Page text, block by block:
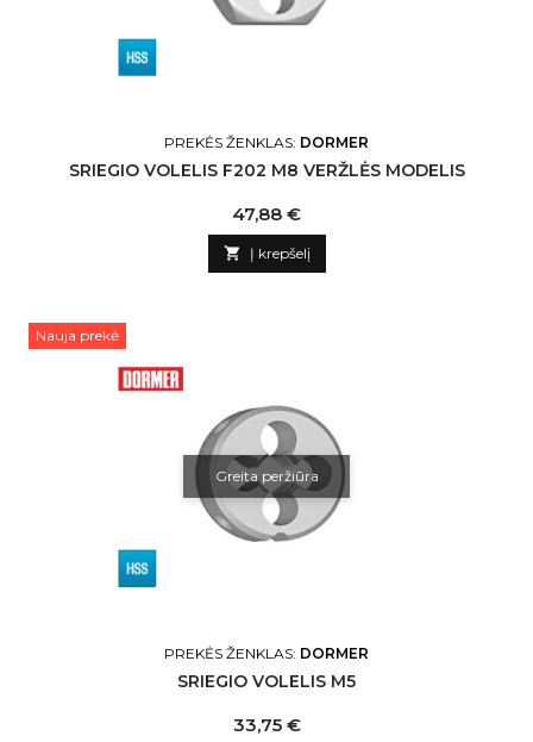
PREKĖS ŽENKLAS: DORMER
SRIEGIO VOLELIS F202 M8 VERŽLĖS MODELIS
Kaina
47,88 €
 Į krepšelį
Nauja prekė
Greita peržiūra
PREKĖS ŽENKLAS: DORMER
SRIEGIO VOLELIS M5
Kaina
33,75 €